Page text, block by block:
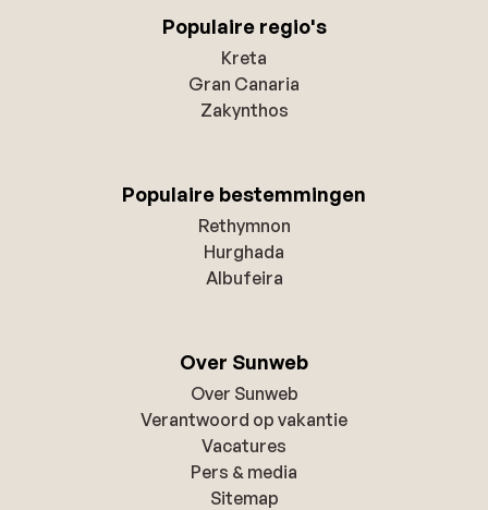
Populaire regio's
Kreta
Gran Canaria
Zakynthos
Populaire bestemmingen
Rethymnon
Hurghada
Albufeira
Over Sunweb
Over Sunweb
Verantwoord op vakantie
Vacatures
Pers & media
Sitemap